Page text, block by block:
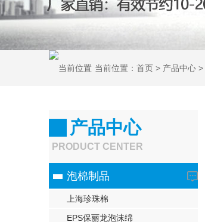
当前位置： 首页 > 产品中心 >
产品中心
PRODUCT CENTER
泡棉制品
上海珍珠棉
EPS保丽龙泡沫绵